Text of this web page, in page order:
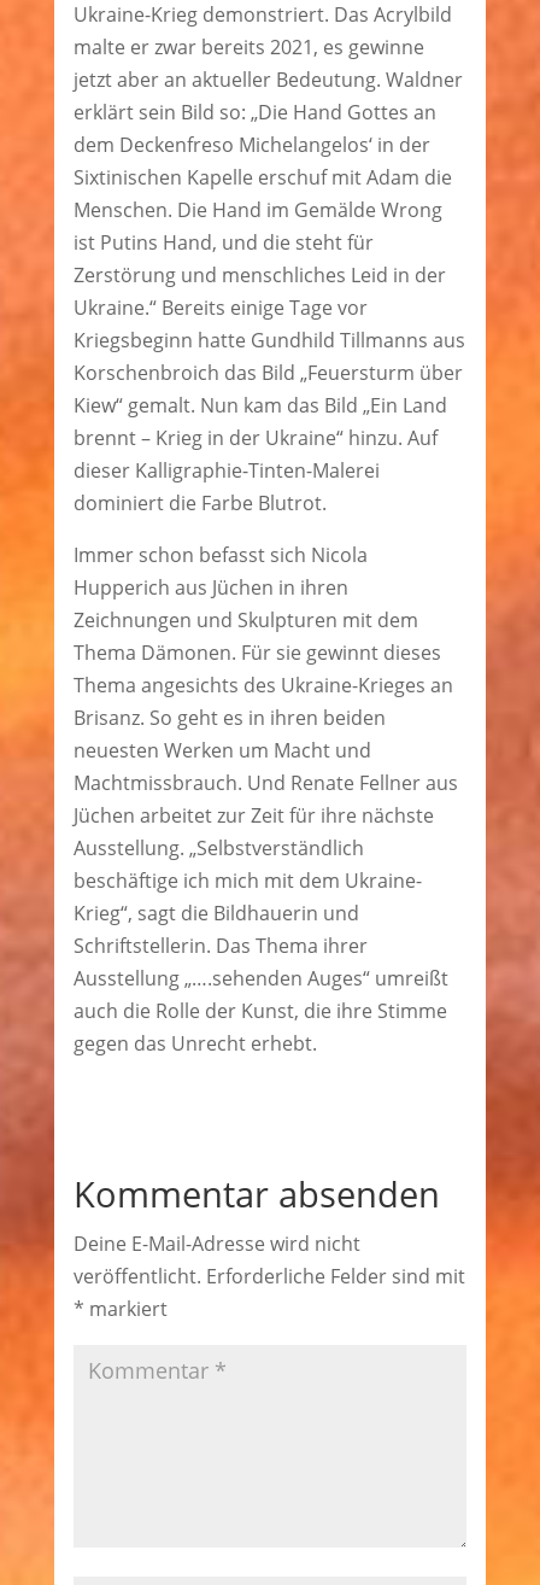
Ukraine-Krieg demonstriert. Das Acrylbild
malte er zwar bereits 2021, es gewinne
jetzt aber an aktueller Bedeutung. Waldner
erklärt sein Bild so: „Die Hand Gottes an
dem Deckenfreso Michelangelos‘ in der
Sixtinischen Kapelle erschuf mit Adam die
Menschen. Die Hand im Gemälde Wrong
ist Putins Hand, und die steht für
Zerstörung und menschliches Leid in der
Ukraine.“ Bereits einige Tage vor
Kriegsbeginn hatte Gundhild Tillmanns aus
Korschenbroich das Bild „Feuersturm über
Kiew“ gemalt. Nun kam das Bild „Ein Land
brennt – Krieg in der Ukraine“ hinzu. Auf
dieser Kalligraphie-Tinten-Malerei
dominiert die Farbe Blutrot.
Immer schon befasst sich Nicola
Hupperich aus Jüchen in ihren
Zeichnungen und Skulpturen mit dem
Thema Dämonen. Für sie gewinnt dieses
Thema angesichts des Ukraine-Krieges an
Brisanz. So geht es in ihren beiden
neuesten Werken um Macht und
Machtmissbrauch. Und Renate Fellner aus
Jüchen arbeitet zur Zeit für ihre nächste
Ausstellung. „Selbstverständlich
beschäftige ich mich mit dem Ukraine-
Krieg“, sagt die Bildhauerin und
Schriftstellerin. Das Thema ihrer
Ausstellung „….sehenden Auges“ umreißt
auch die Rolle der Kunst, die ihre Stimme
gegen das Unrecht erhebt.
Kommentar absenden
Deine E-Mail-Adresse wird nicht
veröffentlicht. Erforderliche Felder sind mit
* markiert